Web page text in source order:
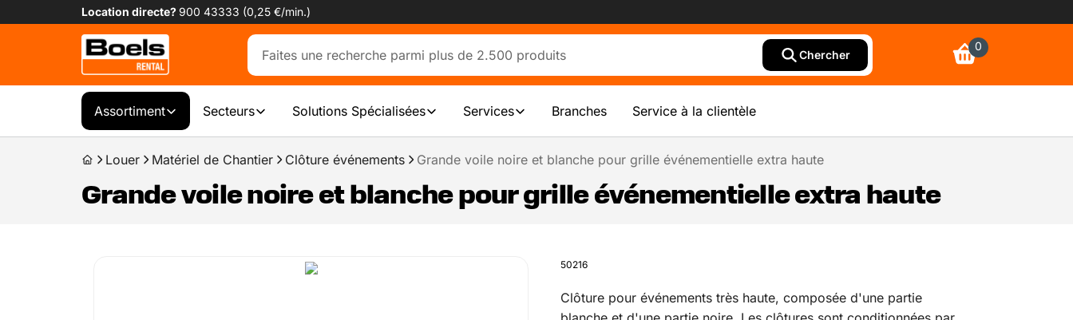
Location directe?900 43333 (0,25 €/min.)
Chercher
0
Assortiment Secteurs Solutions Spécialisées Services Branches Service à la clientèle
Louer Matériel de Chantier Clôture événements Grande voile noire et blanche pour grille événementielle extra haute
Grande voile noire et blanche pour grille événementielle extra haute
50216
Clôture pour événements très haute, composée d'une partie